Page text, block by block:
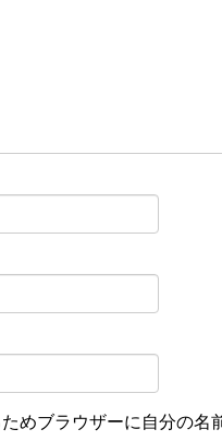
めブラウザーに自分の名